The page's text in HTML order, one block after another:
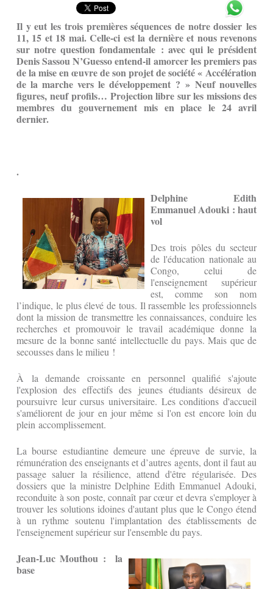
Il y eut les trois premières séquences de notre dossier les
11, 15 et 18 mai. Celle-ci est la dernière et nous revenons
sur notre question fondamentale : avec qui le président
Denis Sassou N’Guesso entend-il amorcer les premiers pas
de la mise en œuvre de son projet de société « Accélération
de la marche vers le développement ? » Neuf nouvelles
figures, neuf profils… Projection libre sur les missions des
membres du gouvernement mis en place le 24 avril
dernier.
.
Delphine Edith
Emmanuel Adouki : haut
vol
Des trois pôles du secteur
de l'éducation nationale au
Congo, celui de
l'enseignement supérieur
est, comme son nom
l’indique, le plus élevé de tous. Il rassemble les professionnels
dont la mission de transmettre les connaissances, conduire les
recherches et promouvoir le travail académique donne la
mesure de la bonne santé intellectuelle du pays. Mais que de
secousses dans le milieu !
À la demande croissante en personnel qualifié s'ajoute
l'explosion des effectifs des jeunes étudiants désireux de
poursuivre leur cursus universitaire. Les conditions d'accueil
s'améliorent de jour en jour même si l'on est encore loin du
plein accomplissement.
La bourse estudiantine demeure une épreuve de survie, la
rémunération des enseignants et d’autres agents, dont il faut au
passage saluer la résilience, attend d'être régularisée. Des
dossiers que la ministre Delphine Edith Emmanuel Adouki,
reconduite à son poste, connaît par cœur et devra s'employer à
trouver les solutions idoines d'autant plus que le Congo étend
à un rythme soutenu l'implantation des établissements de
l'enseignement supérieur sur l'ensemble du pays.
Jean-Luc Mouthou : la
base